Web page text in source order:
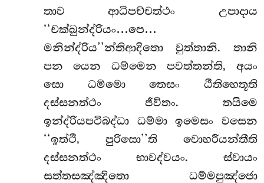
තාව ආධිපච්චත්ථං උපාදාය
‘‘චක්ඛුන්ද්රියං…පෙ…
මනින්ද්රිය’’න්තිආදිතො වුත්තානි. තානි
පන යෙන ධම්මෙන පවත්තන්ති, අයං
සො ධම්මො තෙසං ඨිතිහෙතූති
දස්සනත්ථං ජීවිතං. තයිමෙ
ඉන්ද්රියපටිබද්ධා ධම්මා ඉමෙසං වසෙන
‘‘ඉත්ථී, පුරිසො’’ති වොහරීයන්තීති
දස්සනත්ථං භාවද්වයං. ස්වායං
සත්තසඤ්ඤිතො ධම්මපුඤ්ජො